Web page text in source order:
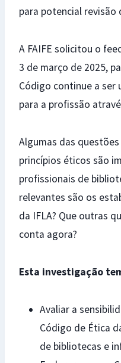
para potencial
A FAIFE solicitou o
3 de março de 2025,
Código continue a ser
para a profissão
Algumas das
princípios éticos são
profissionais de
relevantes são os
da IFLA? Que outras
conta agora?
Esta investigação
Avaliar a
Código de Ética
de bibliotecas e